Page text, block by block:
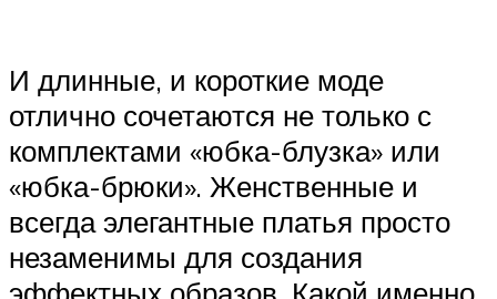
И длинные, и короткие моде
отлично сочетаются не только с
комплектами «юбка-блузка» или
«юбка-брюки». Женственные и
всегда элегантные платья просто
незаменимы для создания